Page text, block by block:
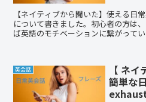
【ネイティブから聞いた】使える日
について書きました。初心者の方は
ば英語のモチベーションに繋がって
英会話
【 ネ
簡単な